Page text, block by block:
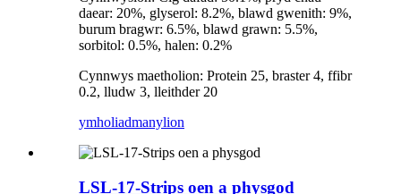
daear: 20%, glyserol: 8.2%, blawd gwenith: 9%,
burum bragwr: 6.5%, blawd grawn: 5.5%,
sorbitol: 0.5%, halen: 0.2%
Cynnwys maetholion: Protein 25, braster 4, ffibr
0.2, lludw 3, lleithder 20
ymholiadmanylion
LSL-17-Strips oen a physgod